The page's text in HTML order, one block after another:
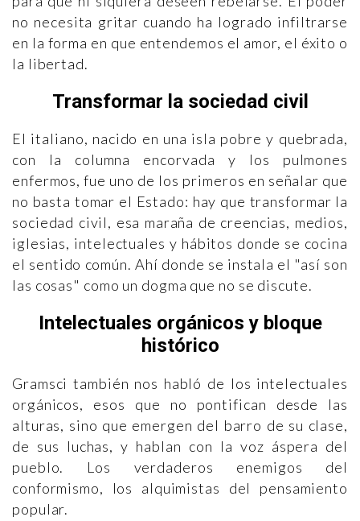
no necesita gritar cuando ha logrado infiltrarse
en la forma en que entendemos el amor, el éxito o
la libertad.
Transformar la sociedad civil
El italiano, nacido en una isla pobre y quebrada,
con la columna encorvada y los pulmones
enfermos, fue uno de los primeros en señalar que
no basta tomar el Estado: hay que transformar la
sociedad civil, esa maraña de creencias, medios,
iglesias, intelectuales y hábitos donde se cocina
el sentido común. Ahí donde se instala el "así son
las cosas" como un dogma que no se discute.
Intelectuales orgánicos y bloque
histórico
Gramsci también nos habló de los intelectuales
orgánicos, esos que no pontifican desde las
alturas, sino que emergen del barro de su clase,
de sus luchas, y hablan con la voz áspera del
pueblo. Los verdaderos enemigos del
conformismo, los alquimistas del pensamiento
popular.